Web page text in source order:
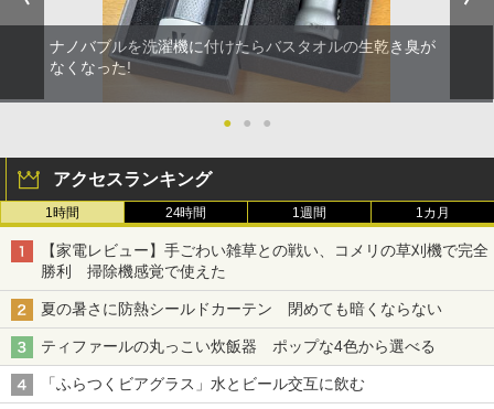
ナノバブルを洗濯機に付けたらバスタオルの生乾き臭が
なくなった!
● ● ●
アクセスランキング
1時間 24時間 1週間 1カ月
【家電レビュー】手ごわい雑草との戦い、コメリの草刈機で完全
勝利 掃除機感覚で使えた
夏の暑さに防熱シールドカーテン 閉めても暗くならない
ティファールの丸っこい炊飯器 ポップな4色から選べる
「ふらつくビアグラス」水とビール交互に飲む